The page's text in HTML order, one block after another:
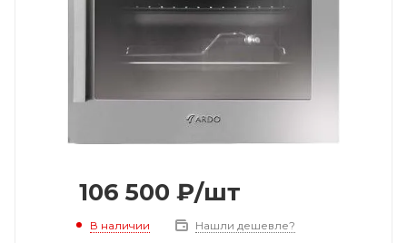
106 500 ₽/шт
В наличии Нашли дешевле?